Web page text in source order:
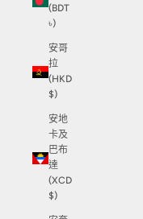
(BDT
৳)
安哥
拉
(HKD
$)
安地
卡及
巴布
達
(XCD
$)